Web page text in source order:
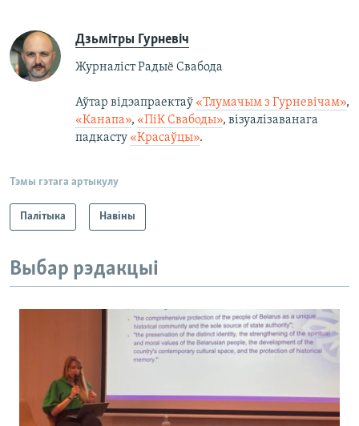
Дзьмітры Гурневіч
Журналіст Радыё Свабода
Аўтар відэапраектаў «Тлумачым з Гурневічам»,
«Канапа», «ПіК Свабоды», візуалізаванага
падкасту «Красаўцы».
Тэмы гэтага артыкулу
Палітыка Навіны
Выбар рэдакцыі